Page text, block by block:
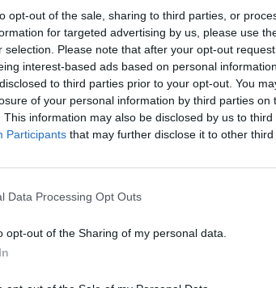
opt-out of the sale, sharing to third parties, or
for targeted advertising by us, please use
selection. Please note that after your opt-out
interest-based ads based on personal
to third parties prior to your opt-out. You
of your personal information by third parties on
This information may also be disclosed by us to
Participants that may further disclose it to other third
Data Processing Opt Outs
opt-out of the Sharing of my personal data.
Pourquoi le bouton start/stop